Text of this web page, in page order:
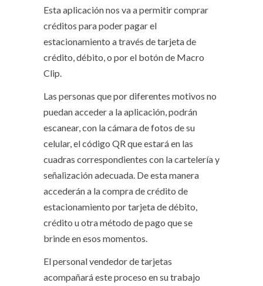
Esta aplicación nos va a permitir comprar
créditos para poder pagar el
estacionamiento a través de tarjeta de
crédito, débito, o por el botón de Macro
Clip.
Las personas que por diferentes motivos no
puedan acceder a la aplicación, podrán
escanear, con la cámara de fotos de su
celular, el código QR que estará en las
cuadras correspondientes con la cartelería y
señalización adecuada. De esta manera
accederán a la compra de crédito de
estacionamiento por tarjeta de débito,
crédito u otra método de pago que se
brinde en esos momentos.
El personal vendedor de tarjetas
acompañará este proceso en su trabajo